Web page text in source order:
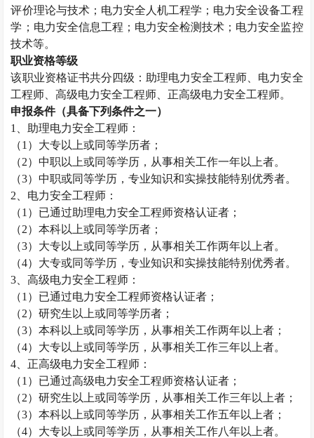
评价理论与技术；电力安全人机工程学；电力安全设备工程
学；电力安全信息工程；电力安全检测技术；电力安全监控
技术等。
职业资格等级
该职业资格证书共分四级：助理电力安全工程师、电力安全
工程师、高级电力安全工程师、正高级电力安全工程师。
申报条件（具备下列条件之一）
1
、助理电力安全工程师：
（1 ）大专以上或同等学历者；
（2）中职以上或同等学历，从事相关工作一年以上者。
（3）中职或同等学历，专业知识和实操技能特别优秀者。
2 、电力安全工程师：
（1 ）已通过助理电力安全工程师资格认证者；
（2）本科以上或同等学历者；
（3）大专以上或同等学历，从事相关工作两年以上者。
（4）大专或同等学历，专业知识和实操技能特别优秀者。
3 、高级电力安全工程师：
（1 ）已通过电力安全工程师资格认证者；
（2）研究生以上或同等学历者；
（3）本科以上或同等学历，从事相关工作两年以上者；
（4）大专以上或同等学历，从事相关工作三年以上者。
4 、正高级电力安全工程师：
（1 ）已通过高级电力安全工程师资格认证者；
（2）研究生以上或同等学历，从事相关工作三年以上者；
（3）本科以上或同等学历，从事相关工作五年以上者；
（4）大专以上或同等学历，从事相关工作八年以上者。